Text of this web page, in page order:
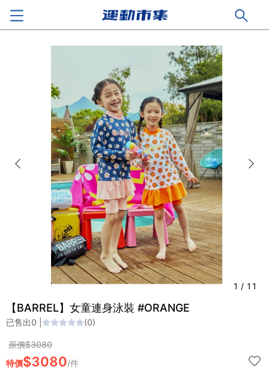
1 / 11
【BARREL】女童連身泳裝 #ORANGE
已售出0 (0)
原價$3080
特價$3080/件